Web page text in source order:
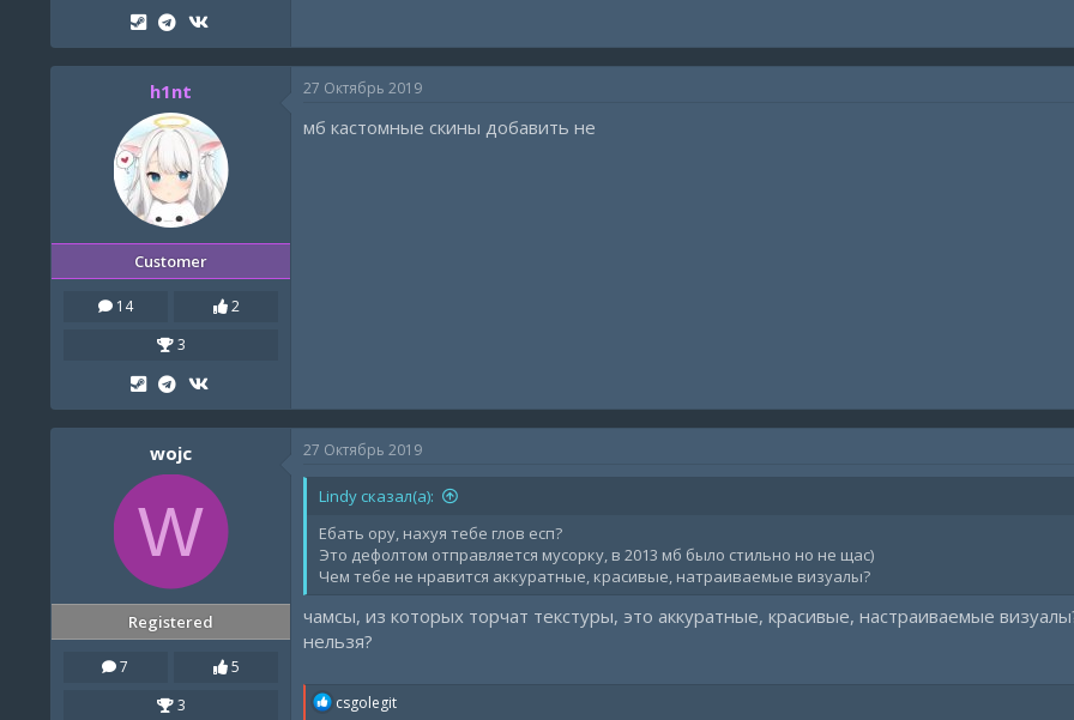
h1nt
Customer
14
2
3
27 Октябрь 2019
мб кастомные скины добавить не
wojc
W
Registered
7
5
3
27 Октябрь 2019
Lindy сказал(а):
Ебать ору, нахуя тебе глов есп?
Это дефолтом отправляется мусорку, в 2013 мб было стильно но не щас)
Чем тебе не нравится аккуратные, красивые, натраиваемые визуалы?
чамсы, из которых торчат текстуры, это аккуратные, красивые, настраиваемые
нельзя?
R
csgolegit